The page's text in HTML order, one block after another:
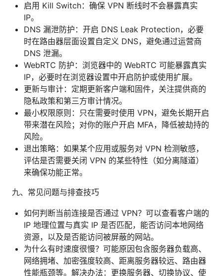
启用 Kill Switch：确保 VPN 断线时不会暴露真实
IP。
DNS 漏泄防护：开启 DNS Leak Protection，必要
时在路由器层面设置自定义 DNS，避免通过运营商
DNS 泄漏。
WebRTC 防护：浏览器中的 WebRTC 可能暴露真实
IP，必要时在浏览器设置中开启防护或使用扩展。
更新与审计：定期更新客户端和固件，关注提供商的
隐私政策和第三方审计情况。
最小权限原则：只在需要时使用 VPN，避免长期开启
带来潜在风险；对你的账户开启 MFA，降低被劫持的
风险。
退出策略：如果某个应用或服务对 VPN 检测敏感，
评估是否需要关闭 VPN 的某些特性（如分离隧道）
来确保功能正常。
九、常见问题与排查技巧
如何判断当前连接是否通过 VPN？可以查看客户端的
IP 地理位置与真实 IP 是否匹配，能否访问本地网络
资源，以及是否能访问被屏蔽的网站。
为什么有时速度很慢？可能原因包含服务器负载高、
网络拥堵、加密强度较高、距离服务器较远、路由器
性能瓶颈等。解决办法：更换服务器、切换协议、使